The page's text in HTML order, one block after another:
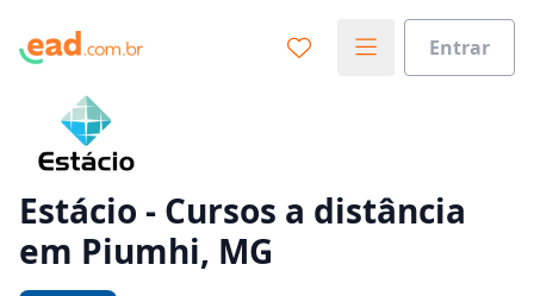
Entrar
Vamos te guiar no caminho ideal para seus estudos
Estácio - Cursos a distância
em Piumhi, MG